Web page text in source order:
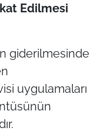
Edilmesi
giderilmesinde
uygulamaları